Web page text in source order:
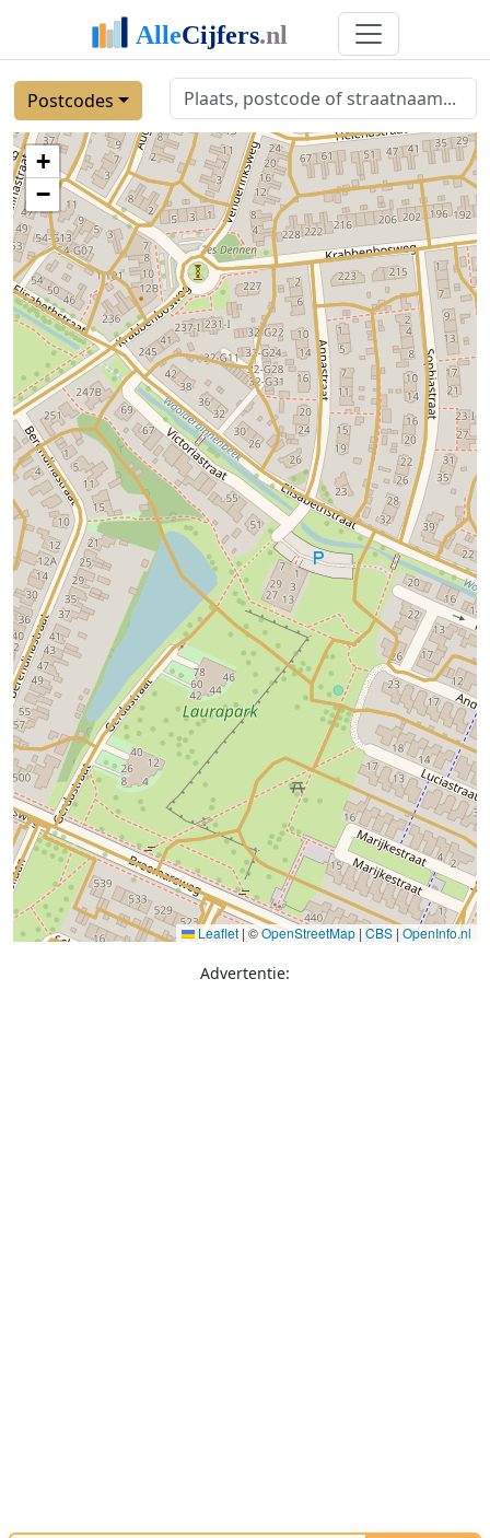
Postcodes
+
−
Leaflet | ©OpenStreetMap | CBS | OpenInfo.nl
Advertentie: